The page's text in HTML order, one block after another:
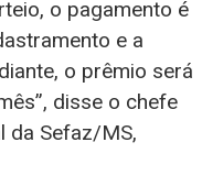
o pagamento é
e a
o prêmio será
disse o chefe
da Sefaz/MS,